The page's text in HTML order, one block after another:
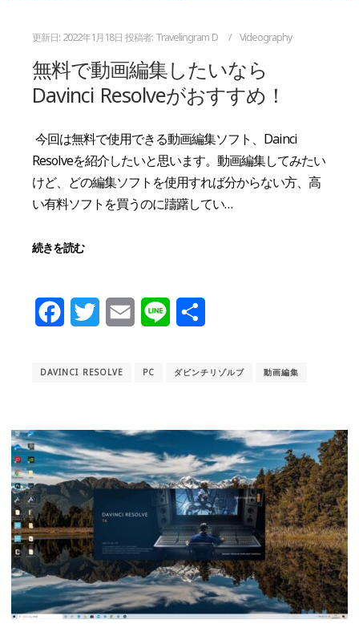
更新日: 2022年1月18日 投稿者: Travelingram D Videography
無料で動画編集したいなら
Davinci Resolveがおすすめ！
今回は無料で使用できる動画編集ソフト、Dainci
Resolveを紹介したいと思います。動画編集してみたい
けど、どの編集ソフトを使用すれば分からない方、高
い有料ソフトを買うのに躊躇してい…
続きを読む
FacebookTwitter Email Line
DAVINCI RESOLVE PC ダビンチリゾルブ 動画編集